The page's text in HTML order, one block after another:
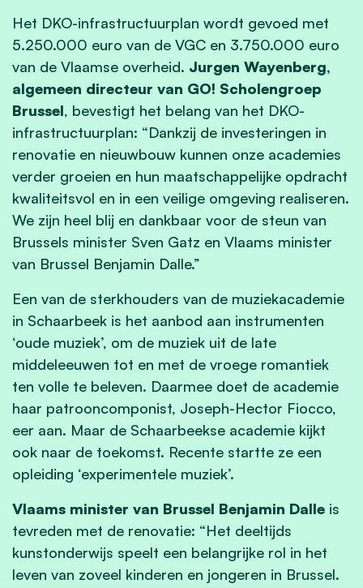
Het DKO-infrastructuurplan wordt gevoed met
5.250.000 euro van de VGC en 3.750.000 euro
van de Vlaamse overheid. Jurgen Wayenberg,
algemeen directeur van GO! Scholengroep
Brussel, bevestigt het belang van het DKO-
infrastructuurplan: “Dankzij de investeringen in
renovatie en nieuwbouw kunnen onze academies
verder groeien en hun maatschappelijke opdracht
kwaliteitsvol en in een veilige omgeving realiseren.
We zijn heel blij en dankbaar voor de steun van
Brussels minister Sven Gatz en Vlaams minister
van Brussel Benjamin Dalle.”
Een van de sterkhouders van de muziekacademie
in Schaarbeek is het aanbod aan instrumenten
‘oude muziek’, om de muziek uit de late
middeleeuwen tot en met de vroege romantiek
ten volle te beleven. Daarmee doet de academie
haar patrooncomponist, Joseph-Hector Fiocco,
eer aan. Maar de Schaarbeekse academie kijkt
ook naar de toekomst. Recente startte ze een
opleiding ‘experimentele muziek’.
Vlaams minister van Brussel Benjamin Dalle is
tevreden met de renovatie: “Het deeltijds
kunstonderwijs speelt een belangrijke rol in het
leven van zoveel kinderen en jongeren in Brussel.